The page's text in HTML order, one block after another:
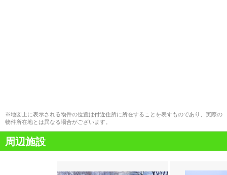
※地図上に表示される物件の位置は付近住所に所在することを表すものであり、実際の
物件所在地とは異なる場合がございます。
周辺施設